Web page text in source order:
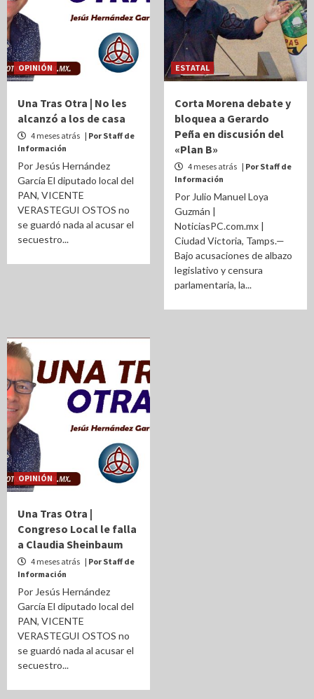
OPINIÓN
Una Tras Otra | No les
alcanzó a los de casa
4 meses atrás | Por Staff de
Información
Por Jesús Hernández
García El diputado local del
PAN, VICENTE
VERASTEGUI OSTOS no
se guardó nada al acusar el
secuestro...
ESTATAL
Corta Morena debate y
bloquea a Gerardo
Peña en discusión del
«Plan B»
4 meses atrás | Por Staff de
Información
Por Julio Manuel Loya
Guzmán |
NoticiasPC.com.mx |
Ciudad Victoria, Tamps.—
Bajo acusaciones de albazo
legislativo y censura
parlamentaria, la...
OPINIÓN
Una Tras Otra |
Congreso Local le falla
a Claudia Sheinbaum
4 meses atrás | Por Staff de
Información
Por Jesús Hernández
García El diputado local del
PAN, VICENTE
VERASTEGUI OSTOS no
se guardó nada al acusar el
secuestro...